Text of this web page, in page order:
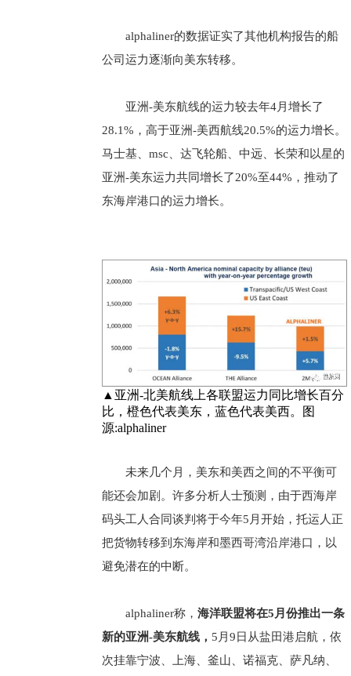
alphaliner的数据证实了其他机构报告的船
公司运力逐渐向美东转移。
亚洲-美东航线的运力较去年4月增长了
28.1%，高于亚洲-美西航线20.5%的运力增长。
马士基、msc、达飞轮船、中远、长荣和以星的
亚洲-美东运力共同增长了20%至44%，推动了
东海岸港口的运力增长。
▲亚洲-北美航线上各联盟运力同比增长百分
比，橙色代表美东，蓝色代表美西。图
源:alphaliner
未来几个月，美东和美西之间的不平衡可
能还会加剧。许多分析人士预测，由于西海岸
码头工人合同谈判将于今年5月开始，托运人正
把货物转移到东海岸和墨西哥湾沿岸港口，以
避免潜在的中断。
alphaliner称， 海洋联盟将在5月份推出一条
新的亚洲-美东航线， 5月9日从盐田港启航，依
次挂靠宁波、上海、釜山、诺福克、萨凡纳、